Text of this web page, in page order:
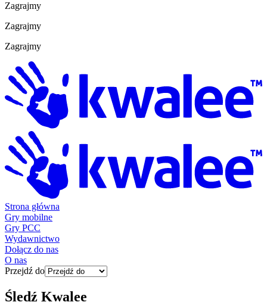
Zagrajmy
Zagrajmy
Zagrajmy
Strona główna
Gry mobilne
Gry PCC
Wydawnictwo
Dołącz do nas
O nas
Przejdź do
Śledź Kwalee